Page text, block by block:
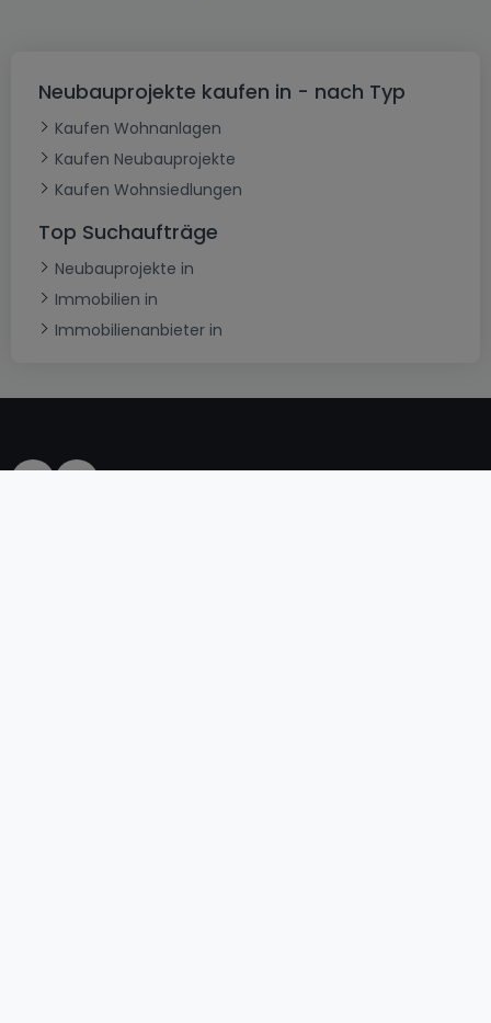
Neubauprojekte kaufen in - nach Typ
Kaufen Wohnanlagen
Kaufen Neubauprojekte
Kaufen Wohnsiedlungen
Top Suchaufträge
Neubauprojekte in
Immobilien in
Immobilienanbieter in